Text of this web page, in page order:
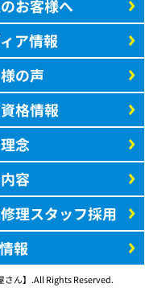
お客様へ
ア情報
の声
格情報
念
容
理スタッフ採用
報
ん】.All Rights Reserved.